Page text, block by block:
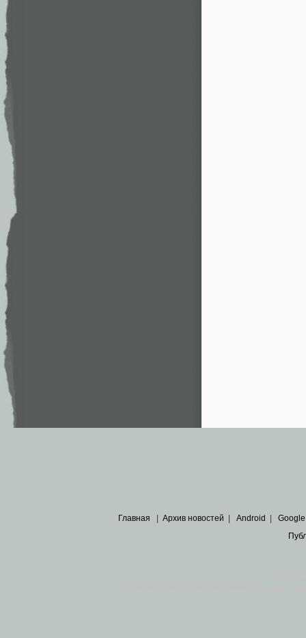
Главная Архив новостей Android Google